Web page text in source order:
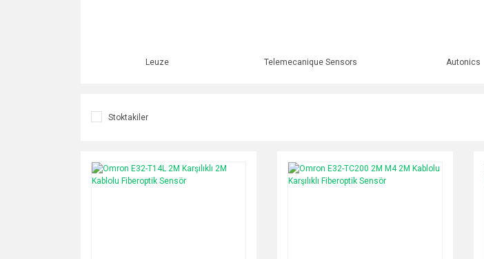
Leuze Telemecanique Sensors Autonics
Stoktakiler